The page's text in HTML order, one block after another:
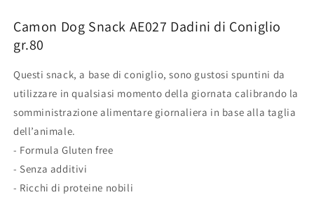
Camon Dog Snack AE027 Dadini di Coniglio
gr.80
Questi snack, a base di coniglio, sono gustosi spuntini da
utilizzare in qualsiasi momento della giornata calibrando la
somministrazione alimentare giornaliera in base alla taglia
dell’animale.
- Formula Gluten free
- Senza additivi
- Ricchi di proteine nobili